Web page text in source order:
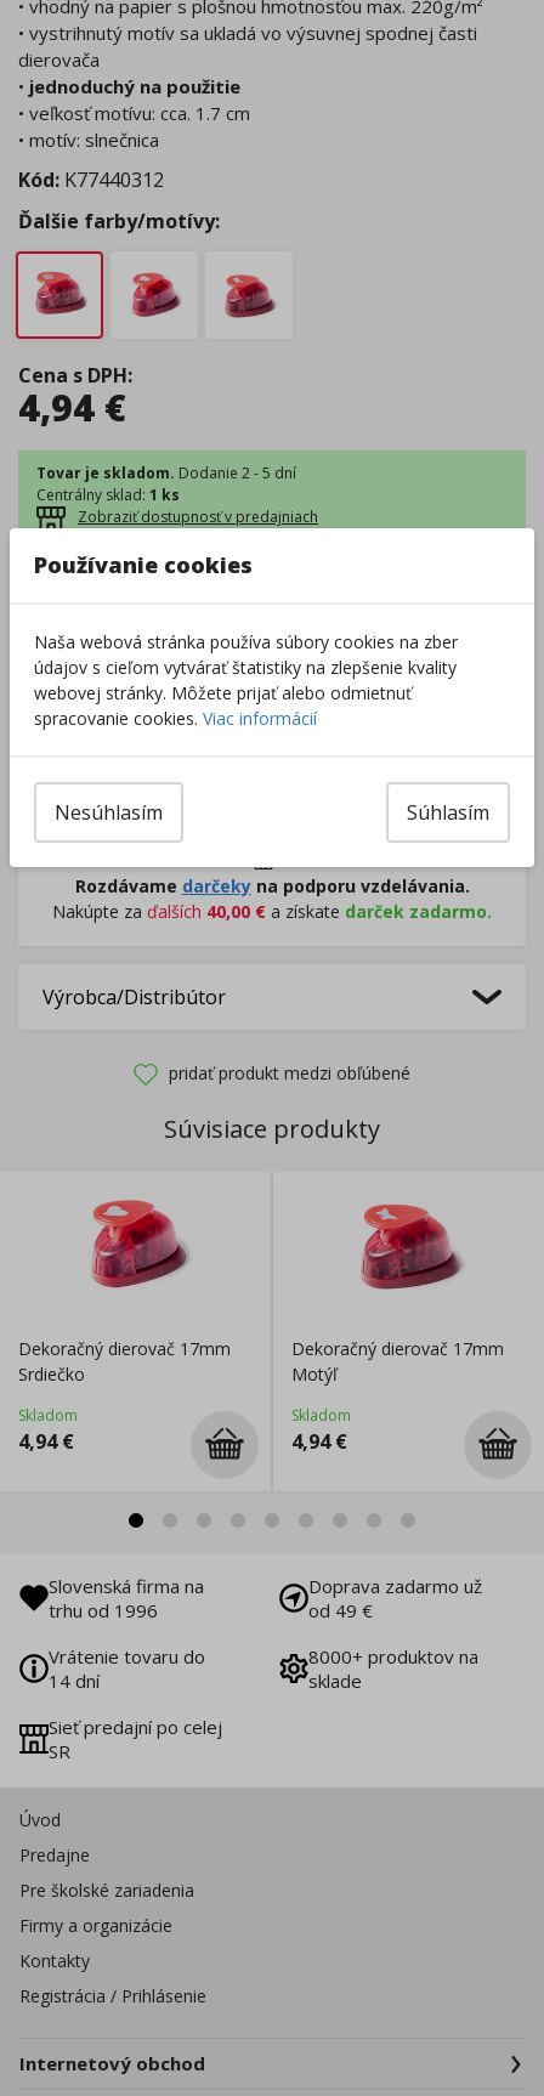
• vhodný na papier s plošnou hmotnosťou max. 220g/m²
• vystrihnutý motív sa ukladá vo výsuvnej spodnej časti
dierovača
• jednoduchý na použitie
• veľkosť motívu: cca. 1.7 cm
• motív: slnečnica
Kód: K77440312
Ďalšie farby/motívy:
Cena s DPH:
4,94 €
Tovar je skladom. Dodanie 2 - 5 dní
Centrálny sklad: 1 ks
Zobraziť dostupnosť v predajniach
Do košíka
dopravu zadarmo.
Rozdávame darčeky na podporu vzdelávania.
Nakúpte za ďalších 40,00 € a získate darček zadarmo.
Výrobca/Distribútor
pridať produkt medzi obľúbené
Súvisiace produkty
Dekoračný dierovač 17mm
Srdiečko
Skladom
4,94€
Dekoračný dierovač 17mm
Motýľ
Skladom
4,94€
Slovenská firma na
trhu od 1996
Doprava zadarmo už
od 49 €
Vrátenie tovaru do
14 dní
8000+ produktov na
sklade
Sieť predajní po celej
SR
Úvod
Predajne
Pre školské zariadenia
Firmy a organizácie
Kontakty
Registrácia / Prihlásenie
Internetový obchod
Používanie cookies
Naša webová stránka používa súbory cookies na zber
údajov s cieľom vytvárať štatistiky na zlepšenie kvality
webovej stránky. Môžete prijať alebo odmietnuť
spracovanie cookies. Viac informácií
Súhlasím
Nesúhlasím